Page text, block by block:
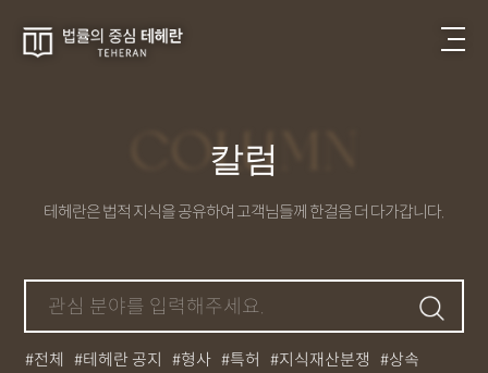
COLUMN
칼럼
테헤란은 법적 지식을 공유하여 고객님들께 한걸음 더 다가갑니다.
전체 테헤란 공지 형사 특허 지식재산분쟁
상속